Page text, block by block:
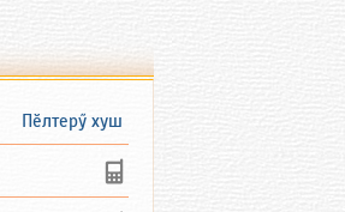
Пӗлтерӳ хуш